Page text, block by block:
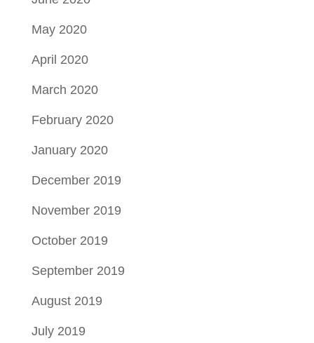
May 2020
April 2020
March 2020
February 2020
January 2020
December 2019
November 2019
October 2019
September 2019
August 2019
July 2019